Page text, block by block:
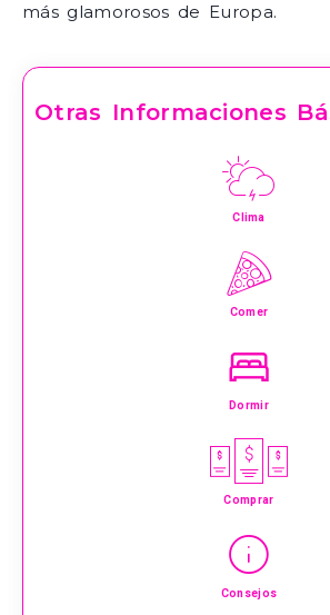
más glamorosos de Europa.
Otras Informaciones
Clima
Comer
Dormir
Comprar
Consejos